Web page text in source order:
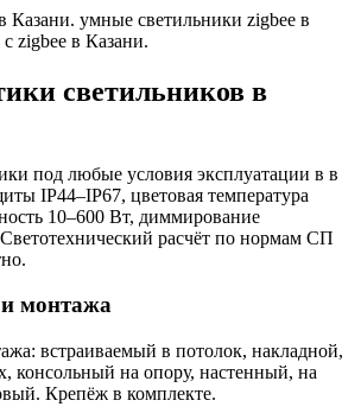
Казани. умные светильники zigbee в
zigbee в Казани.
светильников в
под любые условия эксплуатации в в
IP44–IP67, цветовая температура
10–600 Вт, диммирование
расчёт по нормам СП
монтажа
встраиваемый в потолок, накладной,
консольный на опору, настенный, на
Крепёж в комплекте.